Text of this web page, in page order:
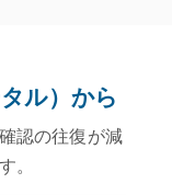
ル）から
認の往復が減
。